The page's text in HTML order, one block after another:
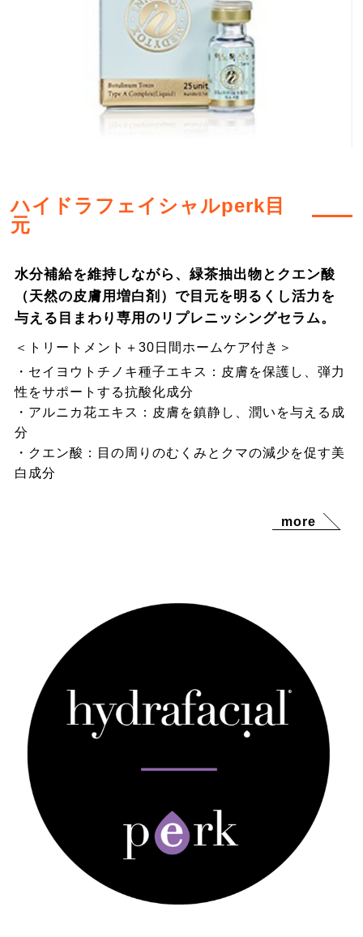
ハイドラフェイシャルperk目
元
水分補給を維持しながら、緑茶抽出物とクエン酸
（天然の皮膚用増白剤）で目元を明るくし活力を
与える目まわり専用のリプレニッシングセラム。
＜トリートメント＋30日間ホームケア付き＞
・セイヨウトチノキ種子エキス：皮膚を保護し、弾力
性をサポートする抗酸化成分
・アルニカ花エキス：皮膚を鎮静し、潤いを与える成
分
・クエン酸：目の周りのむくみとクマの減少を促す美
白成分
more